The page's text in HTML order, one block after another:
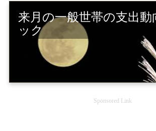
来月の一般世帯の支出動
ック
Sponsored Link